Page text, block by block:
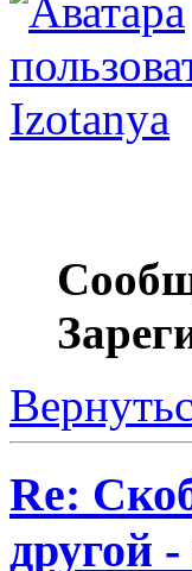
Izotanya
Re:
другой